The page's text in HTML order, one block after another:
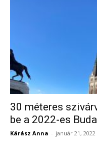
30 méteres
be a 2022-es
Kárász Anna - január 21, 2022